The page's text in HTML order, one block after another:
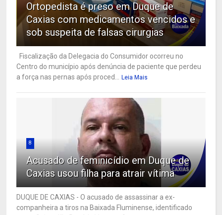
Ortopedista é preso em Duque de
Caxias com medicamentos vencidos e
sob suspeita de falsas cirurgias
Fiscalização da Delegacia do Consumidor ocorreu no
Centro do município após denúncia de paciente que perdeu
a força nas pernas após proced... Leia Mais
8
Acusado de feminicídio em Duque de
Caxias usou filha para atrair vítima
DUQUE DE CAXIAS - O acusado de assassinar a ex-
companheira a tiros na Baixada Fluminense, identificado